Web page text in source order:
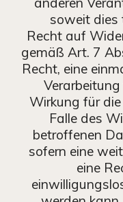
soweit dies
Recht auf
gemäß Art. 7
Recht, eine
Wirkung für
Falle des
betroffenen
sofern eine
eine